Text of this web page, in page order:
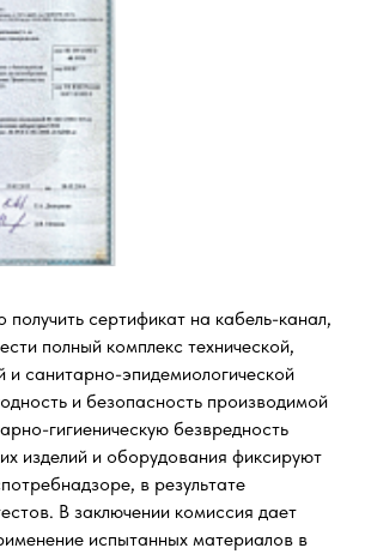
получить сертификат на кабель-канал,
полный комплекс технической,
санитарно-эпидемиологической
и безопасность производимой
гигиеническую безвредность
изделий и оборудования фиксируют
в результате
В заключении комиссия дает
испытанных материалов в